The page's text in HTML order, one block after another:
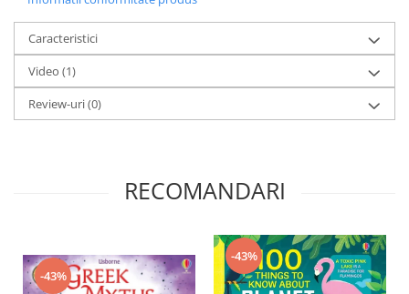
Caracteristici
Video (1)
Review-uri(0)
RECOMANDARI
-43%
-43%